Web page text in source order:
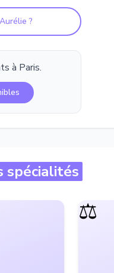
?
à Paris.
spécialités
⚖️